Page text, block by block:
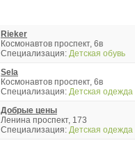
Rieker
Космонавтов проспект, 6в
Специализация: Детская обувь
Sela
Космонавтов проспект, 6в
Специализация: Детская одежда
Добрые цены
Ленина проспект, 173
Специализация: Детская одежда